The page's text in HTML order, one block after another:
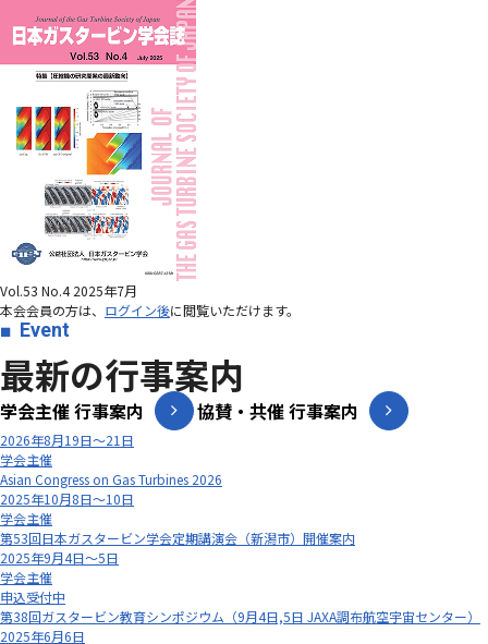
Vol.53 No.4 2025年7月
本会会員の方は、 ログイン後に閲覧いただけます。
Event
最新の行事案内
学会主催 行事案内 協賛・共催 行事案内
2026年8月19日～21日
学会主催
Asian Congress on Gas Turbines 2026
2025年10月8日～10日
学会主催
第53回日本ガスタービン学会定期講演会（新潟市）開催案内
2025年9月4日～5日
学会主催
申込受付中
第38回ガスタービン教育シンポジウム（9月4日,5日 JAXA調布航空宇宙センター）
2025年6月6日